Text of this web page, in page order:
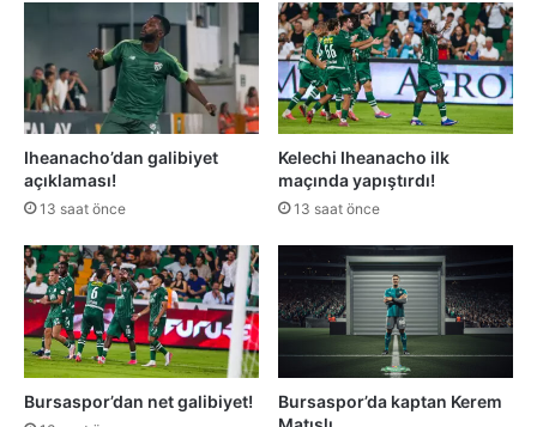
Iheanacho’dan galibiyet
açıklaması!
13 saat önce
Kelechi Iheanacho ilk
maçında yapıştırdı!
13 saat önce
Bursaspor’dan net galibiyet!
Bursaspor’da kaptan Kerem